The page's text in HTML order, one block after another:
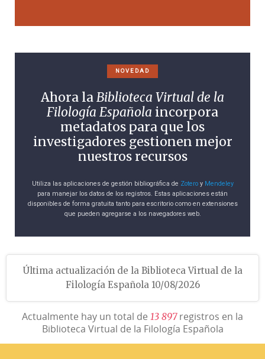
NOVEDAD
Ahora laBiblioteca Virtual de la
Filología Española incorpora
metadatos para que los
investigadores gestionen mejor
nuestros recursos
Utiliza las aplicaciones de gestión bibliográfica de Zoteroy Mendeley
para manejar los datos de los registros. Estas aplicaciones están
disponibles de forma gratuita tanto para escritorio como en extensiones
que pueden agregarse a los navegadores web.
Última actualización de la Biblioteca Virtual de la
Filología Española 10/08/2026
Actualmente hay un total de 13 897registros en la
Biblioteca Virtual de la Filología Española